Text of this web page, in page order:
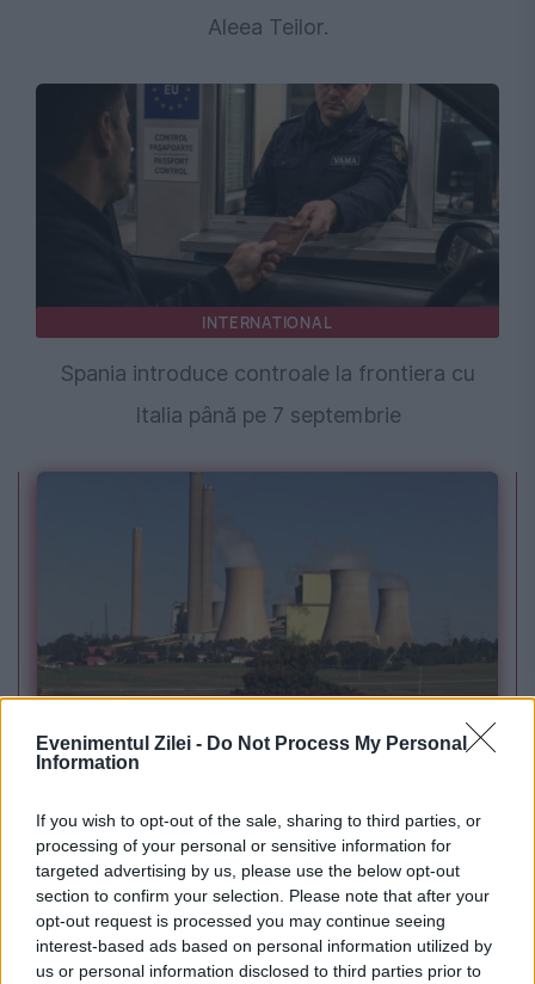
Evenimentul Zilei - Do Not Process My Personal
Information
If you wish to opt-out of the sale, sharing to third parties, or
processing of your personal or sensitive information for
targeted advertising by us, please use the below opt-out
section to confirm your selection. Please note that after your
opt-out request is processed you may continue seeing
interest-based ads based on personal information utilized by
us or personal information disclosed to third parties prior to
Aleea Teilor.
INTERNATIONAL
Spania introduce controale la frontiera cu
Italia până pe 7 septembrie
PSD cere activarea mecanismului european
menținerea centralelor pe cărbune. Critici la
adresa lui Bolojan